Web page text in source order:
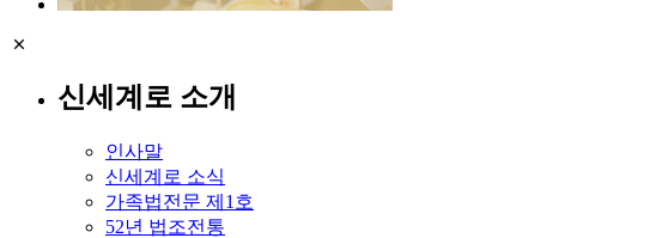
신세계로 소개
인사말
신세계로 소식
가족법전문 제1호
52년 법조전통